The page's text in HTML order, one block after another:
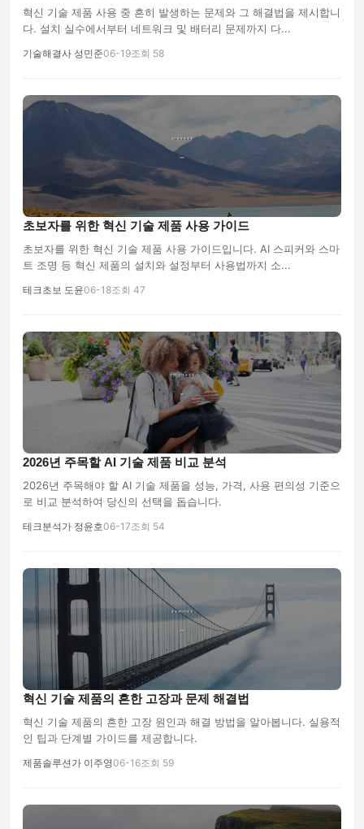
혁신 기술 제품 사용 중 흔히 발생하는 문제와 그 해결법을 제시합니
다. 설치 실수에서부터 네트워크 및 배터리 문제까지 다...
기술해결사 성민준06-19조회 58
초보자를 위한 혁신 기술 제품 사용 가이드
초보자를 위한 혁신 기술 제품 사용 가이드입니다. AI 스피커와 스마
트 조명 등 혁신 제품의 설치와 설정부터 사용법까지 소...
테크초보 도윤06-18조회 47
2026년 주목할 AI 기술 제품 비교 분석
2026년 주목해야 할 AI 기술 제품을 성능, 가격, 사용 편의성 기준으
로 비교 분석하여 당신의 선택을 돕습니다.
테크분석가 정윤호06-17조회 54
혁신 기술 제품의 흔한 고장과 문제 해결법
혁신 기술 제품의 흔한 고장 원인과 해결 방법을 알아봅니다. 실용적
인 팁과 단계별 가이드를 제공합니다.
제품솔루션가 이주영06-16조회 59